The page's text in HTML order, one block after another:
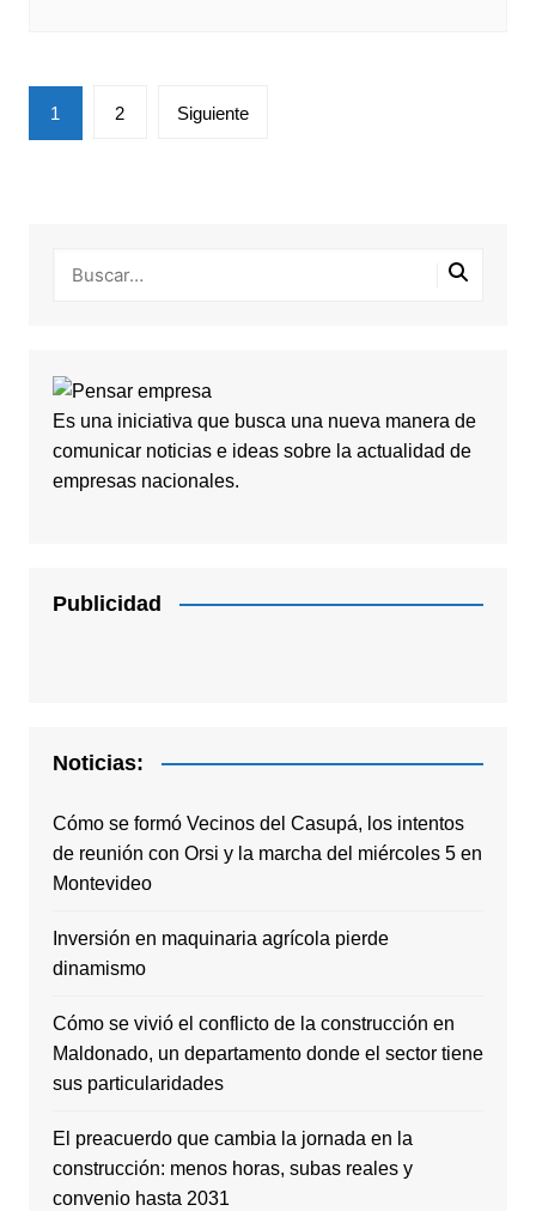
Paginación
de
1 2 Siguiente
Es una iniciativa que busca una nueva manera de
comunicar noticias e ideas sobre la actualidad de
empresas nacionales.
Publicidad
Noticias:
Cómo se formó Vecinos del Casupá, los intentos
de reunión con Orsi y la marcha del miércoles 5 en
Montevideo
Inversión en maquinaria agrícola pierde
dinamismo
Cómo se vivió el conflicto de la construcción en
Maldonado, un departamento donde el sector tiene
sus particularidades
El preacuerdo que cambia la jornada en la
construcción: menos horas, subas reales y
convenio hasta 2031